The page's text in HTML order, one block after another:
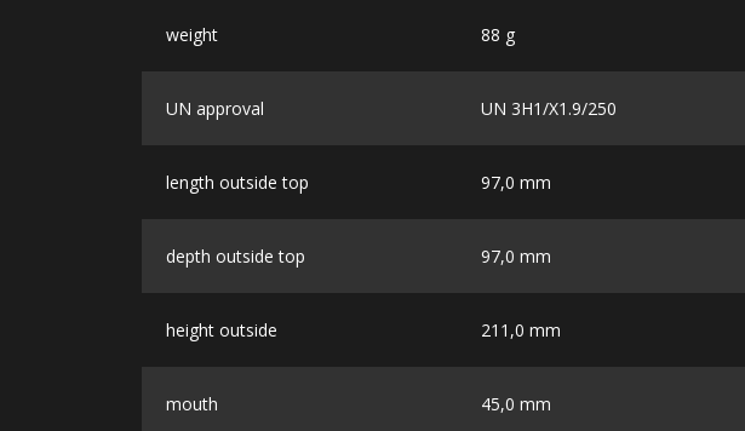
weight 88 g
UN approval UN 3H1/X1.9/250
length outside top 97,0 mm
depth outside top 97,0 mm
height outside 211,0 mm
mouth 45,0 mm